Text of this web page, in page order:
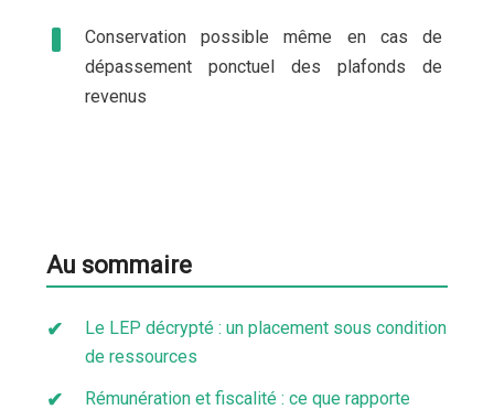
Conservation possible même en cas de
dépassement ponctuel des plafonds de
revenus
Au sommaire
Le LEP décrypté : un placement sous condition
de ressources
Rémunération et fiscalité : ce que rapporte